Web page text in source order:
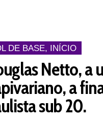
DE BASE, INÍCIO
Netto, a
a
sub 20.